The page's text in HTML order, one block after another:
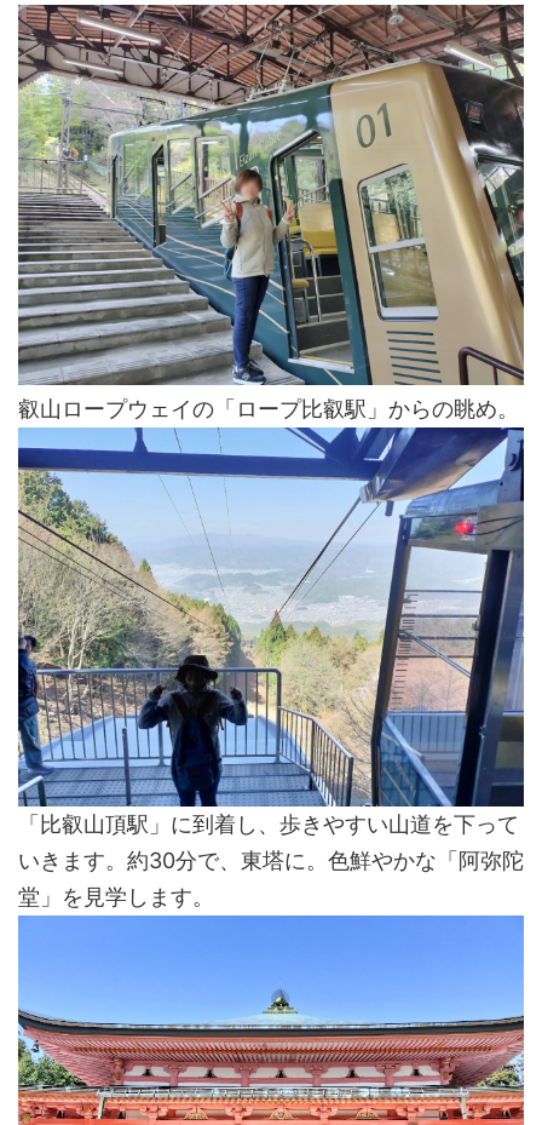
叡山ロープウェイの「ロープ比叡駅」からの眺め。
「比叡山頂駅」に到着し、歩きやすい山道を下って
いきます。約30分で、東塔に。色鮮やかな「阿弥陀
堂」を見学します。